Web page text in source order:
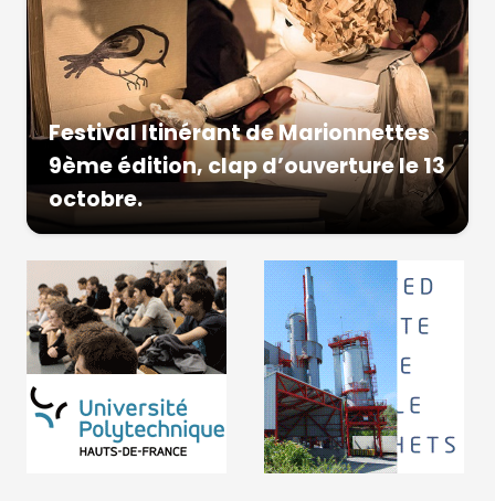
Festival Itinérant de Marionnettes
9ème édition, clap d’ouverture le 13
octobre.